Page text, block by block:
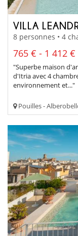
VILLA
8 personnes • 4
765 € - 1 412 €
"Superbe maison
d'Itria avec 4
environnement et..."
Pouilles -